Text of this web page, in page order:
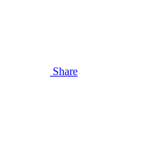
Share